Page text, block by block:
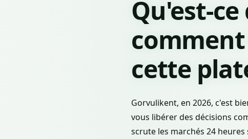
Qu'est-
cette
Gorvulikent, en 2026, c'est
vous libérer des décisions
scrute les marchés 24